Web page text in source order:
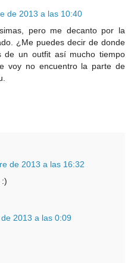
de 2013 a las 10:40
pero me decanto por la
¿Me puedes decir de donde
un outfit así mucho tiempo
voy no encuentro la parte de
de 2013 a las 16:32
:)
2013 a las 0:09